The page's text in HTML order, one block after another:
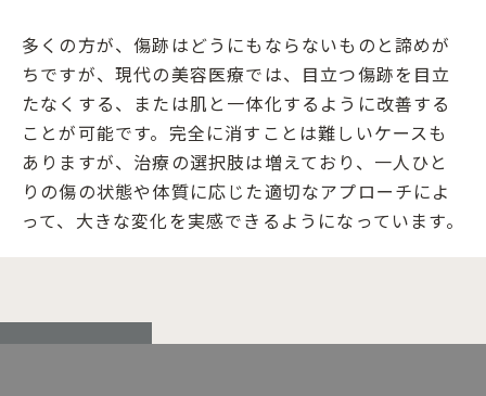
多くの方が、傷跡はどうにもならないものと諦めが
ちですが、現代の美容医療では、目立つ傷跡を目立
たなくする、または肌と一体化するように改善する
ことが可能です。完全に消すことは難しいケースも
ありますが、治療の選択肢は増えており、一人ひと
りの傷の状態や体質に応じた適切なアプローチによ
って、大きな変化を実感できるようになっています。